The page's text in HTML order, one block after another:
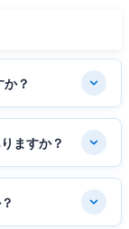
？
ますか？